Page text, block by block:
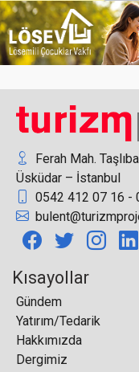
Ecolab Türkiye
İGA, küresel
İtalya'da
Ferah Mah.
Üsküdar – İstanbul
0542 412 07 16 -
Kısayollar
Gündem
Yatırım/Tedarik
Hakkımızda
Dergimiz